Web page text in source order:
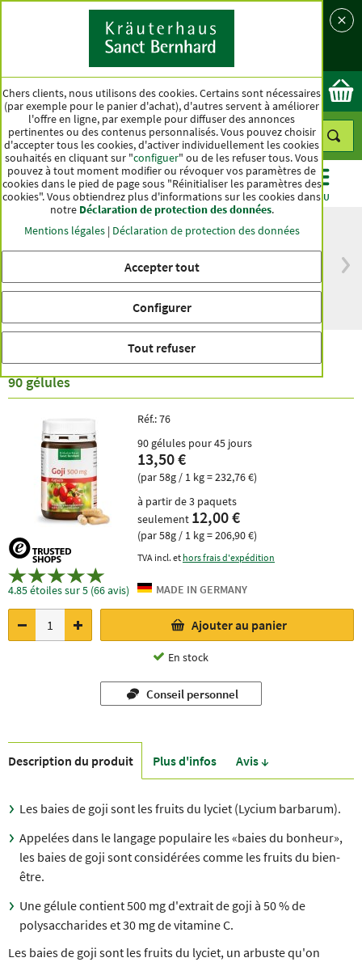
Pays
Ok
CATÉGORIES OFFRES BEST-SELLER MENU
Livraison gratuite
à partir de 50 €
pour l'Allemagne
gamme depuis
Gélules de goji
90 gélules
4.85 étoiles sur 5 (66 avis)
Réf.:76
90 gélules pour 45 jours
13,50 €
(par 58g / 1 kg = 232,76 €)
à partir de 3 paquets
seulement 12,00 €
(par 58g / 1 kg = 206,90 €)
TVA incl. et hors frais d'expédition
Ajouter au panier
En stock
Conseil personnel
Description du produit Plus d'infos Avis ↓
Les baies de goji sont les fruits du lyciet (Lycium barbarum).
Appelées dans le langage populaire les «baies du bonheur»,
les baies de goji sont considérées comme les fruits du bien-
être.
Une gélule contient 500 mg d'extrait de goji à 50 % de
polysaccharides et 30 mg de vitamine C.
Les baies de goji sont les fruits du lyciet, un arbuste qu'on
Chers clients, nous utilisons des cookies. Certains sont nécessaires
(par exemple pour le panier d'achat), d'autres servent à améliorer
l'offre en ligne, par exemple pour diffuser des annonces
pertinentes ou des contenus personnalisés. Vous pouvez choisir
d'accepter tous les cookies, d'activer individuellement les cookies
souhaités en cliquant sur "configuer" ou de les refuser tous. Vous
pouvez à tout moment modifier ou révoquer vos paramètres de
cookies dans le pied de page sous "Réinitialiser les paramètres des
cookies". Vous obtiendrez plus d'informations sur les cookies dans
notre Déclaration de protection des données.
Mentions légales| Déclaration de protection des données
Accepter tout
Configurer
Tout refuser